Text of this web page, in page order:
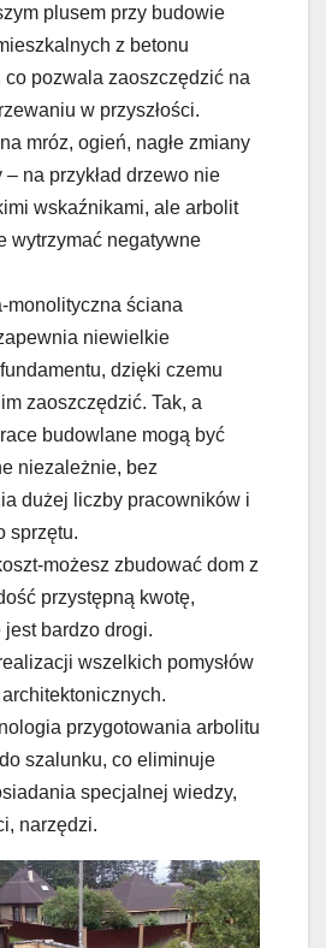
plusem przy budowie
z betonu
co pozwala zaoszczędzić na
w przyszłości.
mróz, ogień, nagłe zmiany
– na przykład drzewo nie
wskaźnikami, ale arbolit
wytrzymać negatywne
monolityczna ściana
niewielkie
dzięki czemu
zaoszczędzić. Tak, a
budowlane mogą być
niezależnie, bez
dużej liczby pracowników i
sprzętu.
możesz zbudować dom z
przystępną kwotę,
jest bardzo drogi.
wszelkich pomysłów
architektonicznych.
przygotowania arbolitu
szalunku, co eliminuje
specjalnej wiedzy,
narzędzi.